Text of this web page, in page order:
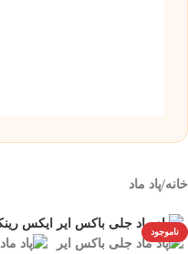
خانه/پاد ماد
ناموجود